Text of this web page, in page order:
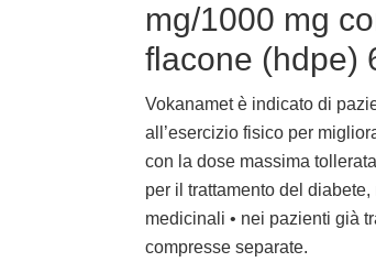
mg/1000 mg
flacone (hdpe)
Vokanamet è indicato di
all’esercizio fisico per
con la dose massima
per il trattamento del
medicinali • nei pazienti già
compresse separate.